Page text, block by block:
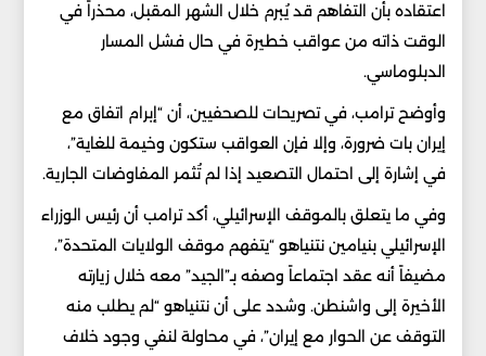
اعتقاده بأن التفاهم قد يُبرم خلال الشهر المقبل، محذراً في
الوقت ذاته من عواقب خطيرة في حال فشل المسار
الدبلوماسي.
وأوضح ترامب، في تصريحات للصحفيين، أن “إبرام اتفاق مع
إيران بات ضرورة، وإلا فإن العواقب ستكون وخيمة للغاية”،
في إشارة إلى احتمال التصعيد إذا لم تُثمر المفاوضات الجارية.
وفي ما يتعلق بالموقف الإسرائيلي، أكد ترامب أن رئيس الوزراء
الإسرائيلي بنيامين نتنياهو “يتفهم موقف الولايات المتحدة”،
مضيفاً أنه عقد اجتماعاً وصفه بـ”الجيد” معه خلال زيارته
الأخيرة إلى واشنطن. وشدد على أن نتنياهو “لم يطلب منه
التوقف عن الحوار مع إيران”، في محاولة لنفي وجود خلاف